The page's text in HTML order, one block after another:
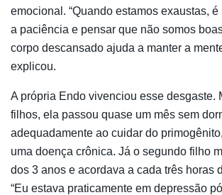
emocional. “Quando estamos exaustas,
a paciência e pensar que não somos
corpo descansado ajuda a manter a
explicou.
A própria Endo vivenciou esse desgaste.
filhos, ela passou quase um mês sem
adequadamente ao cuidar do
uma doença crônica. Já o segundo filho
dos 3 anos e acordava a cada três horas
“Eu estava praticamente em depressão